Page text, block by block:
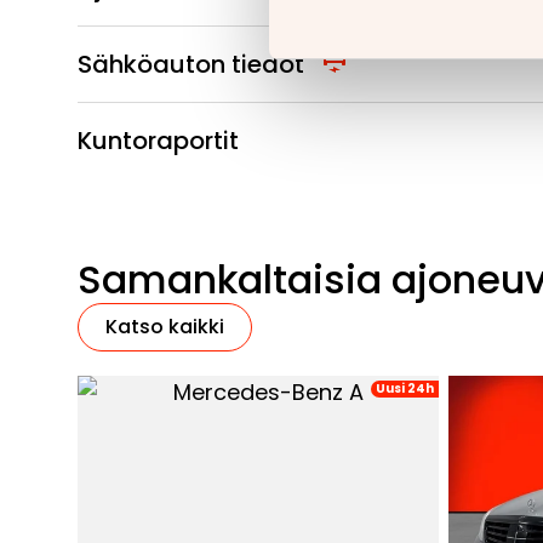
Sähköauton tiedot
Kuntoraportit
Samankaltaisia
Katso kaikki
Uusi 24h